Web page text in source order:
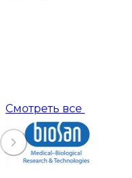
Смотреть все